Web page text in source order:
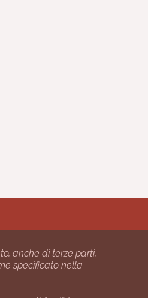
anche di terze parti,
specificato nella